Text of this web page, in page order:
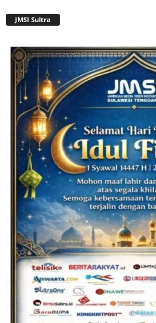
JMSI Sultra